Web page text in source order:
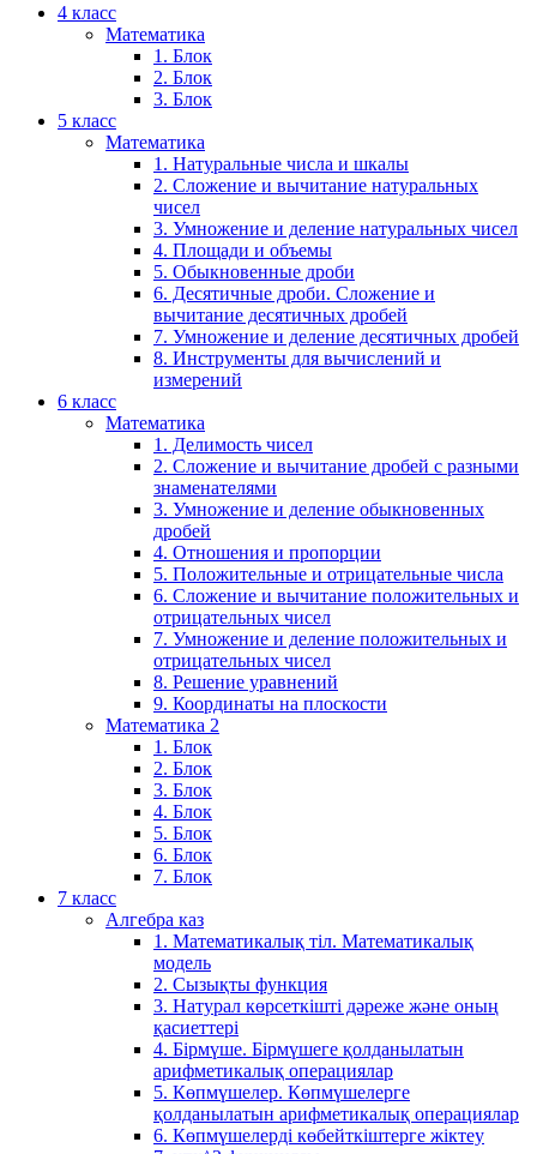
4 класс
Математика
1. Блок
2. Блок
3. Блок
5 класс
Математика
1. Натуральные числа и шкалы
2. Сложение и вычитание натуральных
чисел
3. Умножение и деление натуральных чисел
4. Площади и объемы
5. Обыкновенные дроби
6. Десятичные дроби. Сложение и
вычитание десятичных дробей
7. Умножение и деление десятичных дробей
8. Инструменты для вычислений и
измерений
6 класс
Математика
1. Делимость чисел
2. Сложение и вычитание дробей с разными
знаменателями
3. Умножение и деление обыкновенных
дробей
4. Отношения и пропорции
5. Положительные и отрицательные числа
6. Сложение и вычитание положительных и
отрицательных чисел
7. Умножение и деление положительных и
отрицательных чисел
8. Решение уравнений
9. Координаты на плоскости
Математика 2
1. Блок
2. Блок
3. Блок
4. Блок
5. Блок
6. Блок
7. Блок
7 класс
Алгебра каз
1. Математикалық тіл. Математикалық
модель
2. Сызықты функция
3. Натурал көрсеткішті дәреже және оның
қасиеттері
4. Бірмүше. Бірмүшеге қолданылатын
арифметикалық операциялар
5. Көпмүшелер. Көпмүшелерге
қолданылатын арифметикалық операциялар
6. Көпмүшелерді көбейткіштерге жіктеу